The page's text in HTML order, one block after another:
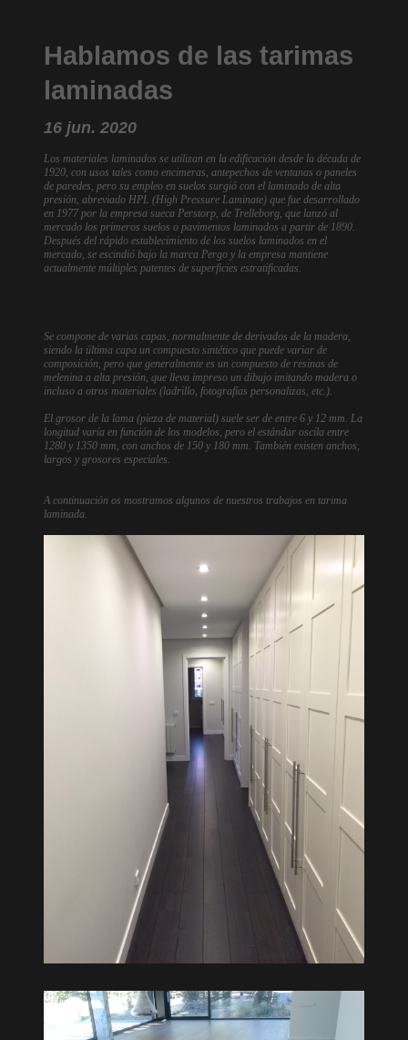
Hablamos de las tarimas
laminadas
16 jun. 2020
Los materiales laminados se utilizan en la edificación desde la década de
1920, con usos tales como encimeras, antepechos de ventanas o paneles
de paredes, pero su empleo en suelos surgió con el laminado de alta
presión, abreviado HPL (High Pressure Laminate) que fue desarrollado
en 1977 por la empresa sueca Perstorp, de Trelleborg, que lanzó al
mercado los primeros suelos o pavimentos laminados a partir de 1890.
Después del rápido establecimiento de los suelos laminados en el
mercado, se escindió bajo la marca Pergo y la empresa mantiene
actualmente múltiples patentes de superficies estratificadas.
Se compone de varias capas, normalmente de derivados de la madera,
siendo la última capa un compuesto sintético que puede variar de
composición, pero que generalmente es un compuesto de resinas de
melenina a alta presión, que lleva impreso un dibujo imitando madera o
incluso a otros materiales (ladrillo, fotografías personalizas, etc.).
El grosor de la lama (pieza de material) suele ser de entre 6 y 12 mm. La
longitud varía en función de los modelos, pero el estándar oscila entre
1280 y 1350 mm, con anchos de 150 y 180 mm. También existen anchos,
largos y grosores especiales.
A continuación os mostramos algunos de nuestros trabajos en tarima
laminada.